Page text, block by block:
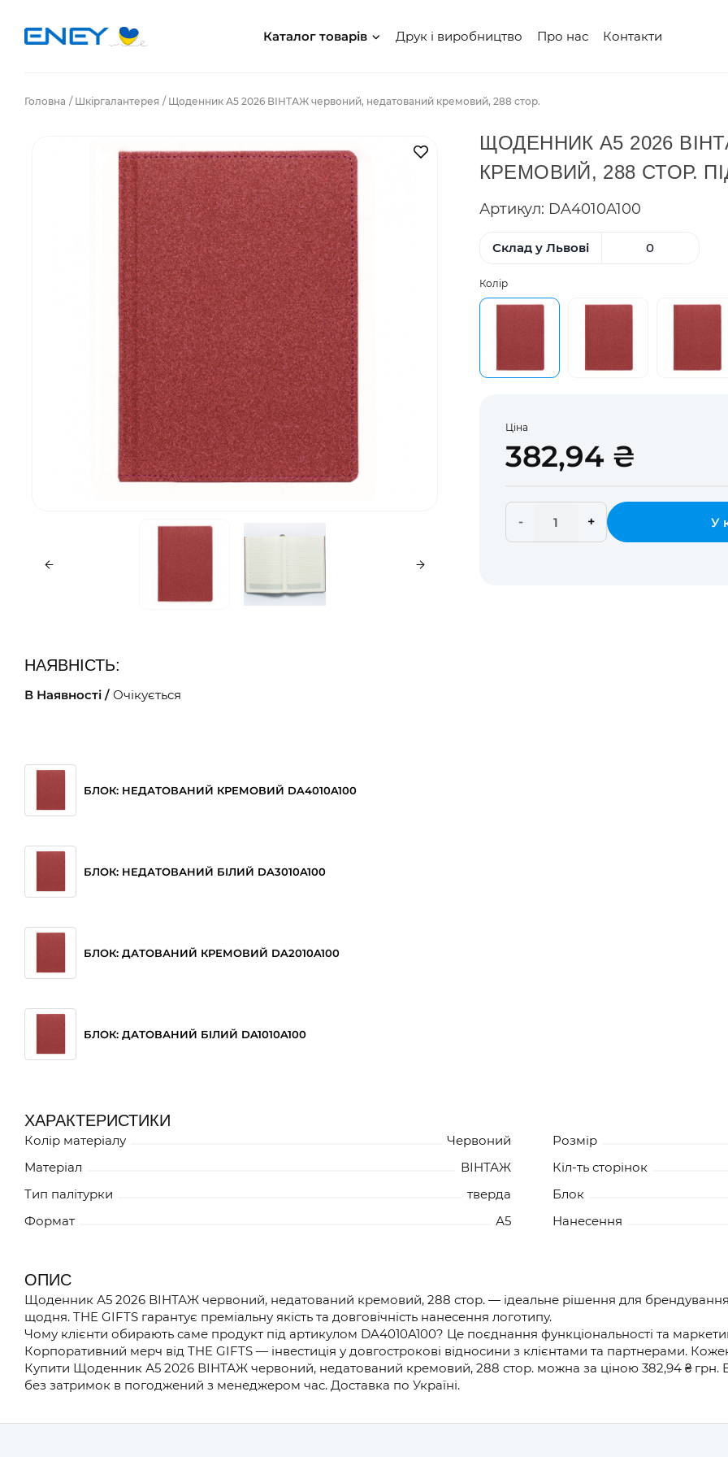
Каталог товарів Друк і виробництво Про нас Контакти
Головна Шкіргалантерея Щоденник А5 2026 ВІНТАЖ червоний, недатований кремовий, 288 стор.
В закладкиЩОДЕННИК А5 2026
КРЕМОВИЙ, 288 СТОР.
Артикул: DA4010A100
Склад у Львові 0
Колір
Ціна
382,94 ₴
- + У
НАЯВНІСТЬ:
В Наявності / Очікується
БЛОК: НЕДАТОВАНИЙ КРЕМОВИЙ DA4010A100
БЛОК: НЕДАТОВАНИЙ БІЛИЙ DA3010A100
БЛОК: ДАТОВАНИЙ КРЕМОВИЙ DA2010A100
БЛОК: ДАТОВАНИЙ БІЛИЙ DA1010A100
ХАРАКТЕРИСТИКИ
Колір матеріалу
Червоний
Матеріал
ВІНТАЖ
Тип палітурки
тверда
Формат
А5
Розмір
Кіл-ть сторінок
Блок
Нанесення
ОПИС
Щоденник А5 2026 ВІНТАЖ червоний, недатований кремовий, 288 стор. — ідеальне рішення для брендування
щодня. THE GIFTS гарантує преміальну якість та довговічність нанесення логотипу.
Чому клієнти обирають саме продукт під артикулом DA4010A100? Це поєднання функціональності та
Корпоративний мерч від THE GIFTS — інвестиція у довгострокові відносини з клієнтами та партнерами.
Купити Щоденник А5 2026 ВІНТАЖ червоний, недатований кремовий, 288 стор. можна за ціною 382,94 ₴ грн.
без затримок в погоджений з менеджером час. Доставка по Україні.